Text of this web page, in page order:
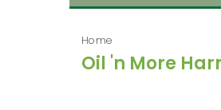
Home
Oil 'n More